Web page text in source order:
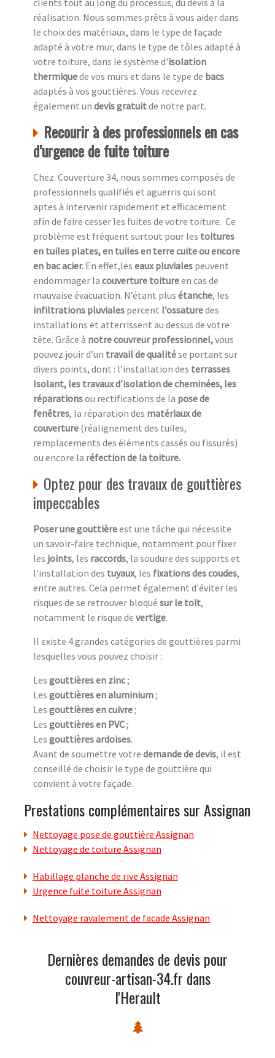
réalisation. Nous sommes prêts à vous aider dans
le choix des matériaux, dans le type de façade
adapté à votre mur, dans le type de tôles adapté à
votre toiture, dans le système d'isolation
thermiquede vos murs et dans le type de bacs
adaptés à vos gouttières. Vous recevrez
également un devis gratuitde notre part.
Recourir à des professionnels en cas
d’urgence de fuite toiture
Chez Couverture 34, nous sommes composés de
professionnels qualifiés et aguerris qui sont
aptes à intervenir rapidement et efficacement
afin de faire cesser les fuites de votre toiture. Ce
problème est fréquent surtout pour les toitures
en tuiles plates, en tuiles en terre cuite ou encore
en bac acier. En effet,les eaux pluviales peuvent
endommager la couverture toitureen cas de
mauvaise évacuation. N’étant plus étanche, les
infiltrations pluviales percent l’ossaturedes
installations et atterrissent au dessus de votre
tête. Grâce à notre couvreur professionnel,vous
pouvez jouir d’un travail de qualitése portant sur
divers points, dont : l’installation des terrasses
Isolant, les travaux d’isolation de cheminées, les
réparationsou rectifications de la pose de
fenêtres, la réparation des matériaux de
couverture (réalignement des tuiles,
remplacements des éléments cassés ou fissurés)
ou encore la réfection de la toiture.
Optez pour des travaux de gouttières
impeccables
Poser une gouttièreest une tâche qui nécessite
un savoir-faire technique, notamment pour fixer
les joints, les raccords, la soudure des supports et
l'installation des tuyaux, les fixations des coudes,
entre autres. Cela permet également d'éviter les
risques de se retrouver bloqué sur le toit,
notamment le risque de vertige.
Il existe 4 grandes catégories de gouttières parmi
lesquelles vous pouvez choisir :
Les gouttières en zinc;
Les gouttières en aluminium ;
Les gouttières en cuivre ;
Les gouttières en PVC ;
Les gouttières ardoises.
Avant de soumettre votre demande de devis, il est
conseillé de choisir le type de gouttière qui
convient à votre façade.
Prestations complémentaires sur Assignan
Nettoyage pose de gouttière Assignan
Nettoyage de toiture Assignan
Habillage planche de rive Assignan
Urgence fuite toiture Assignan
Nettoyage ravalement de facade Assignan
Dernières demandes de devis pour
couvreur-artisan-34.fr dans
l'Herault